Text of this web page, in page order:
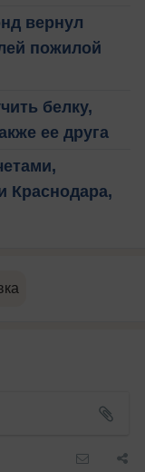
вернул
пожилой
белку,
ее друга
Краснодара,